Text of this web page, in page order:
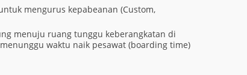
mengurus kepabeanan (Custom,
menuju ruang tunggu keberangkatan di
waktu naik pesawat (boarding time)